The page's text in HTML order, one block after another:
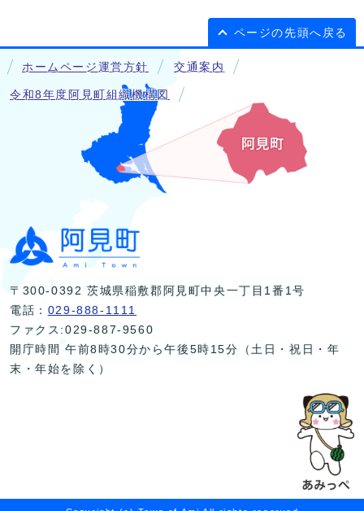
ページの先頭へ戻る
ホームページ運営方針 交通案内
令和8年度阿見町組織機構図
〒300-0392 茨城県稲敷郡阿見町中央一丁目1番1号
電話： 029-888-1111
ファクス:029-887-9560
開庁時間 午前8時30分から午後5時15分（土日・祝日・年
末・年始を除く）